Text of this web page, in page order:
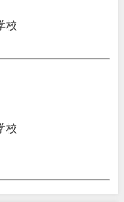
校
校